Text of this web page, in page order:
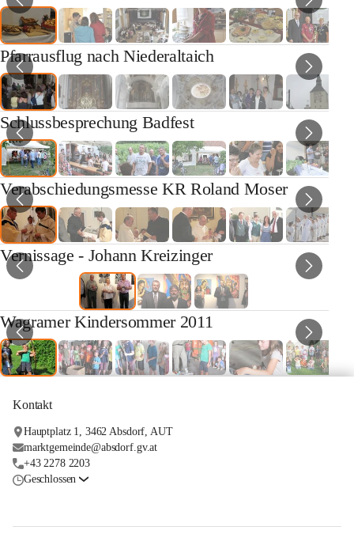
Pfarrausflug nach Niederaltaich
Schlussbesprechung Badfest
Verabschiedungsmesse KR Roland Moser
Vernissage - Johann Kreizinger
Wagramer Kindersommer 2011
Kontakt
Hauptplatz 1, 3462 Absdorf, AUT
marktgemeinde@absdorf.gv.at
+43 2278 2203
Geschlossen